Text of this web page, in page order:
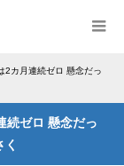
2カ月連続ゼロ 懸念だっ
続ゼロ 懸念だっ